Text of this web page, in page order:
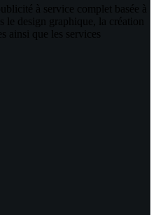
à service complet basée à
design graphique, la création
ainsi que les services